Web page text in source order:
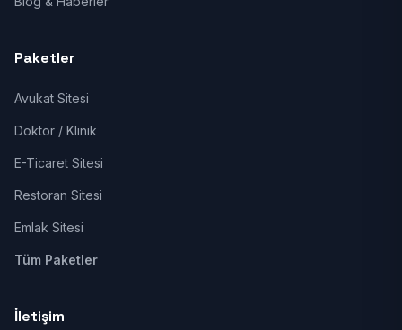
Paketler
Avukat Sitesi
Doktor / Klinik
E-Ticaret Sitesi
Restoran Sitesi
Emlak Sitesi
Tüm Paketler
İletişim